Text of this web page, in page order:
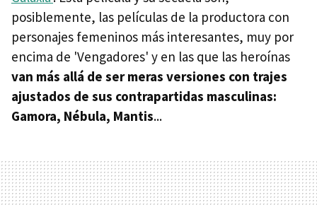
posiblemente, las películas de la productora con
personajes femeninos más interesantes, muy por
encima de 'Vengadores' y en las que las heroínas
van más allá de ser meras versiones con trajes
ajustados de sus contrapartidas masculinas:
Gamora, Nébula, Mantis...